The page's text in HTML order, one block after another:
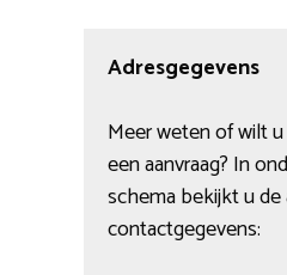
Adresgegevens
Meer weten of wilt
een aanvraag? In
schema bekijkt u de
contactgegevens: